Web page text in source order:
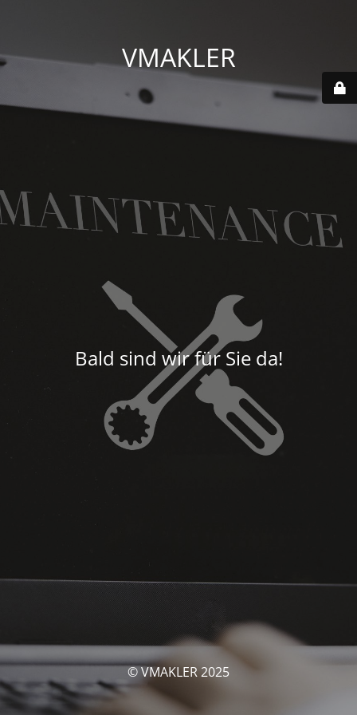
VMAKLER
Bald sind wir für Sie da!
© VMAKLER 2025